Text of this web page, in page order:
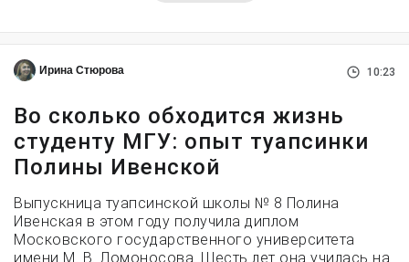
Ирина Стюрова 10:23
Во сколько обходится жизнь
студенту МГУ: опыт туапсинки
Полины Ивенской
Выпускница туапсинской школы № 8 Полина
Ивенская в этом году получила диплом
Московского государственного университета
имени М. В. Ломоносова. Шесть лет она училась на